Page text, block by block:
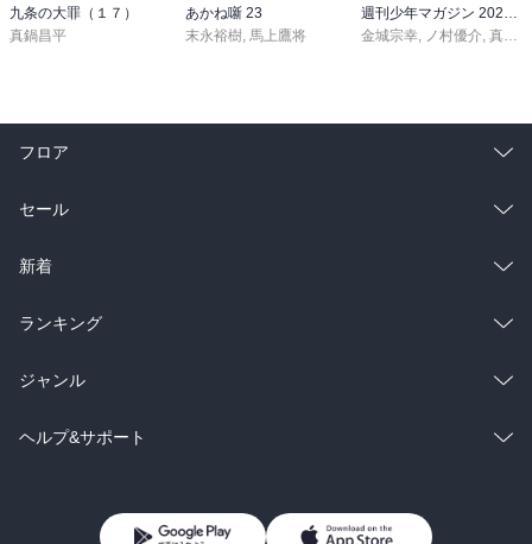
九条の大罪（１７）
真鍋昌平
あかね噺 23
末永裕樹, 馬上鷹将
週刊少年マガジン 2026年36・37号[2026年8月5日発売]
金城宗幸, ノ村優介, 真島ヒロ
フロア
総合
ラノベ
雑誌・グラビア
BL・TL
セール
総合
ラノベ
雑誌・グラビア
BL・TL
新着
総合
ラノベ
雑誌・グラビア
ランキング
総合
ラノベ
ジャンル
コミック
ヘルプ&サポート